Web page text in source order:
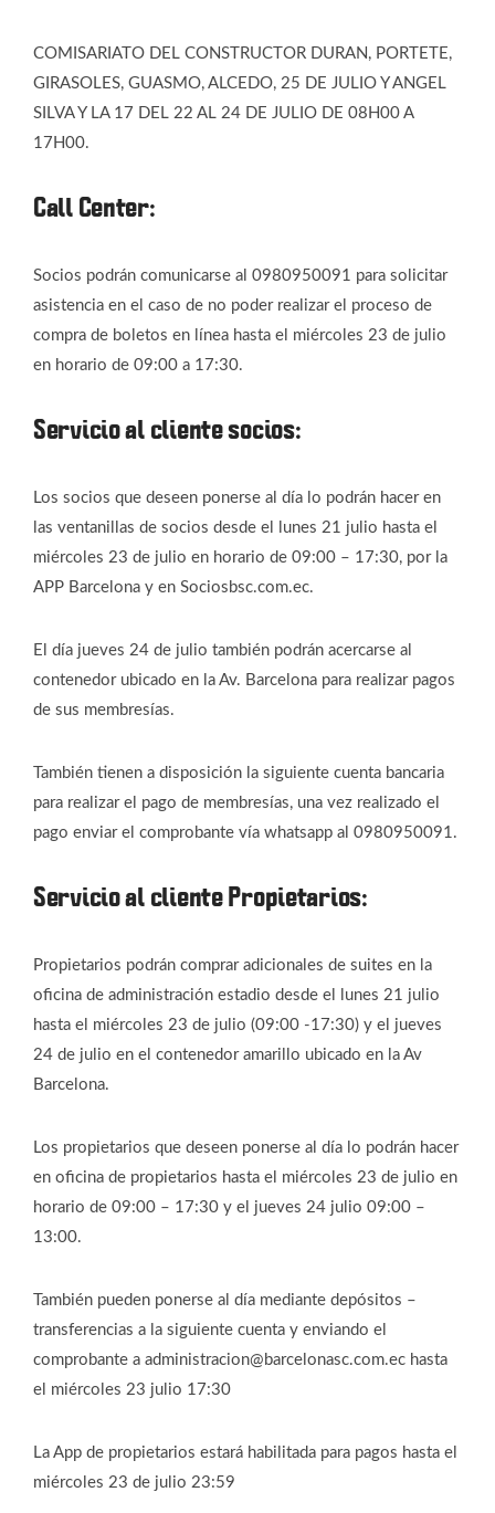
COMISARIATO DEL CONSTRUCTOR DURAN, PORTETE,
GIRASOLES, GUASMO, ALCEDO, 25 DE JULIO Y ANGEL
SILVA Y LA 17 DEL 22 AL 24 DE JULIO DE 08H00 A
17H00.
Call Center:
Socios podrán comunicarse al 0980950091 para solicitar
asistencia en el caso de no poder realizar el proceso de
compra de boletos en línea hasta el miércoles 23 de julio
en horario de 09:00 a 17:30.
Servicio al cliente socios:
Los socios que deseen ponerse al día lo podrán hacer en
las ventanillas de socios desde el lunes 21 julio hasta el
miércoles 23 de julio en horario de 09:00 – 17:30, por la
APP Barcelona y en Sociosbsc.com.ec.
El día jueves 24 de julio también podrán acercarse al
contenedor ubicado en la Av. Barcelona para realizar pagos
de sus membresías.
También tienen a disposición la siguiente cuenta bancaria
para realizar el pago de membresías, una vez realizado el
pago enviar el comprobante vía whatsapp al 0980950091.
Servicio al cliente Propietarios:
Propietarios podrán comprar adicionales de suites en la
oficina de administración estadio desde el lunes 21 julio
hasta el miércoles 23 de julio (09:00 -17:30) y el jueves
24 de julio en el contenedor amarillo ubicado en la Av
Barcelona.
Los propietarios que deseen ponerse al día lo podrán hacer
en oficina de propietarios hasta el miércoles 23 de julio en
horario de 09:00 – 17:30 y el jueves 24 julio 09:00 –
13:00.
También pueden ponerse al día mediante depósitos –
transferencias a la siguiente cuenta y enviando el
comprobante a administracion@barcelonasc.com.ec hasta
el miércoles 23 julio 17:30
La App de propietarios estará habilitada para pagos hasta el
miércoles 23 de julio 23:59